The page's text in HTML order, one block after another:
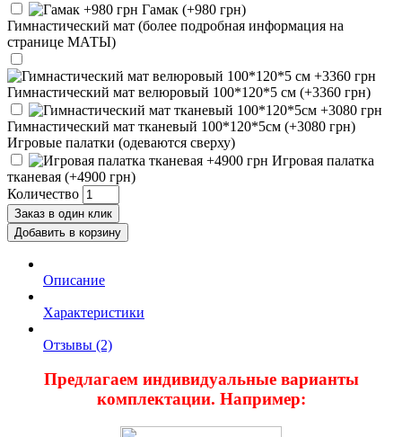
Гамак (+980 грн)
Гимнастический мат (более подробная информация на
странице МАТЫ)
Гимнастический мат велюровый 100*120*5 см (+3360 грн)
Гимнастический мат тканевый 100*120*5см (+3080 грн)
Игровые палатки (одеваются сверху)
Игровая палатка
тканевая (+4900 грн)
Количество
Заказ в один клик
Добавить в корзину
Описание
Характеристики
Отзывы (2)
Предлагаем индивидуальные варианты
комплектации. Например: